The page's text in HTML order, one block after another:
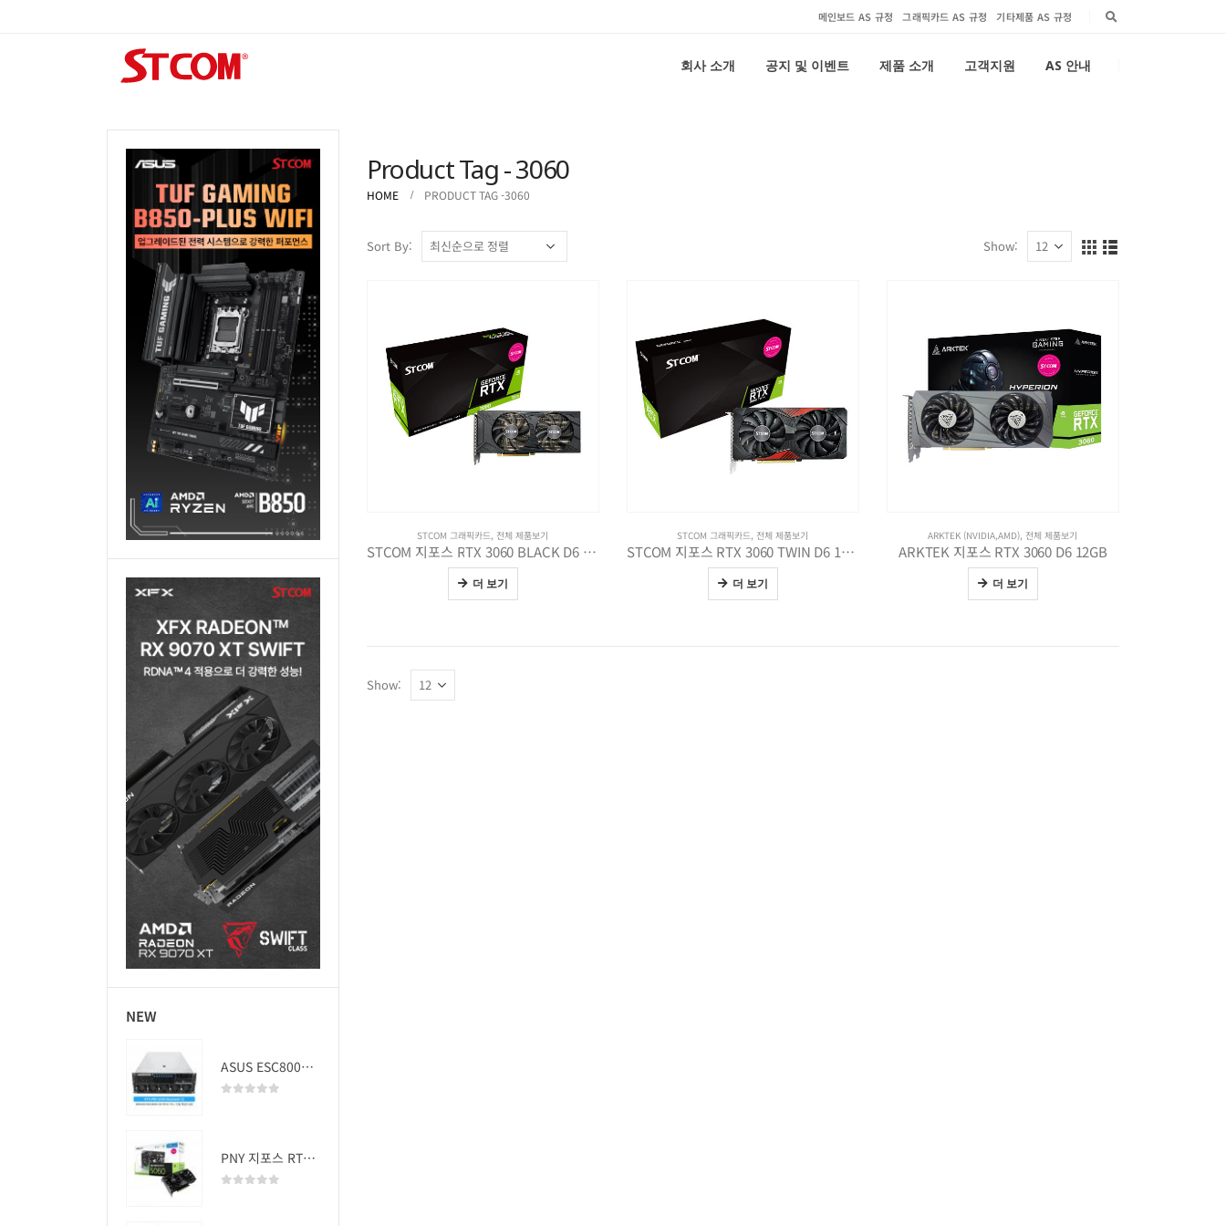
메인보드 AS 규정 그래픽카드 AS 규정 기타제품 AS 규정
회사 소개 공지 및 이벤트 제품 소개 고객지원 AS 안내
Product Tag - 3060
HOME PRODUCT TAG -3060
Sort By: Show:
STCOM 그래픽카드, 전체 제품보기
STCOM 지포스 RTX 3060 BLACK D6 12GB
더 보기
STCOM 그래픽카드, 전체 제품보기
STCOM 지포스 RTX 3060 TWIN D6 12GB
더 보기
ARKTEK (NVIDIA,AMD), 전체 제품보기
ARKTEK 지포스 RTX 3060 D6 12GB
더 보기
Show:
NEW
ASUS ESC8000A-E13 (RTX PRO 5000 Blackwell x2)
PNY 지포스 RTX 5060 OC D7 8GB Dual Fan